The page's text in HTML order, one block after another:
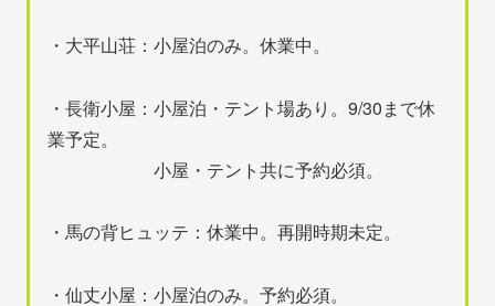
・大平山荘：小屋泊のみ。休業中。
・長衛小屋：小屋泊・テント場あり。9/30まで休
業予定。
小屋・テント共に予約必須。
・馬の背ヒュッテ：休業中。再開時期未定。
・仙丈小屋：小屋泊のみ。予約必須。